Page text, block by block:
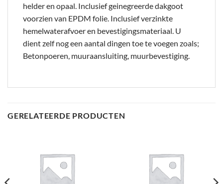
helder en opaal. Inclusief geinegreerde dakgoot
voorzien van EPDM folie. Inclusief verzinkte
hemelwaterafvoer en bevestigingsmateriaal. U
dient zelf nog een aantal dingen toe te voegen zoals;
Betonpoeren, muuraansluiting, muurbevestiging.
GERELATEERDE PRODUCTEN